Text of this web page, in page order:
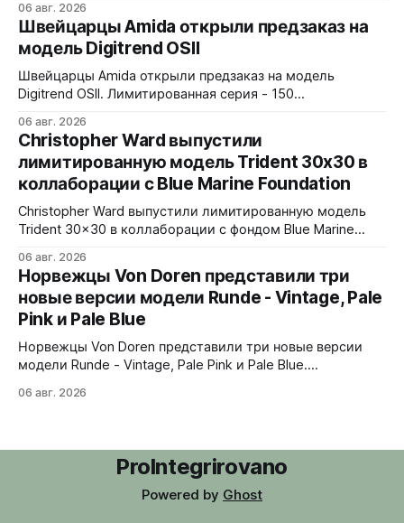
Ceramic, стрелки и индексы Gungrey. 40x12,4x47,75 мм.
Корпус и браслет - сталь 904L, опционально ремешок
X1 FKM Rubber. Сапфировое стекло спереди и сзади с
внутренним AR-покрытием. Безель двунаправленный на
72 клика.
06 авг. 2026
Швейцарцы Amida открыли предзаказ на
модель Digitrend OSII
Швейцарцы Amida открыли предзаказ на модель
Digitrend OSII. Лимитированная серия - 150
Верхняя часть корпуса выполнена из цельного блока
сапфира с призмой, отображающей прыгающие часы и
бегущие минуты вертикально. Подсветка C1 X1 BL
Super-LumiNova на индексах - впервые в истории
Digitrend дисплей светится в темноте.
06 авг. 2026
Christopher Ward выпустили
лимитированную модель Trident 30x30 в
коллаборации с Blue Marine Foundation
Christopher Ward выпустили лимитированную модель
Trident 30x30 в коллаборации с фондом Blue Marine
рисунок на циферблате имитирует морские приливы,
бирюзовый цвет и красная секундная стрелка отсылают
к окраске рыбы-попугая - символу кампании фонда
#FishForTomorrow. На задней крышке выгравирован
логотип 30x30. С продажи каждого экземпляра 30
06 авг. 2026
Норвежцы Von Doren представили три
новые версии модели Runde - Vintage, Pale
Pink и Pale Blue
Норвежцы Von Doren представили три новые версии
модели Runde - Vintage, Pale Pink и Pale Blue.
крышка гравирована как монета из Rundeskatten.
лососевыми оттенками и черным сабдайлом,
вдохновлен часами
06 авг. 2026
ProIntegrirovano
Powered by Ghost